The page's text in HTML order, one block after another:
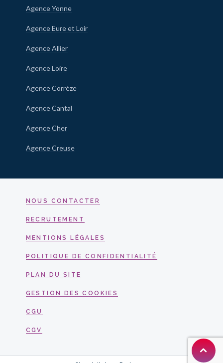
Agence Yonne
Agence Eure et Loir
Agence Allier
Agence Loire
Agence Corrèze
Agence Cantal
Agence Cher
Agence Creuse
NOUS CONTACTER
RECRUTEMENT
MENTIONS LÉGALES
POLITIQUE DE CONFIDENTIALITÉ
PLAN DU SITE
GESTION DES COOKIES
CGU
CGV